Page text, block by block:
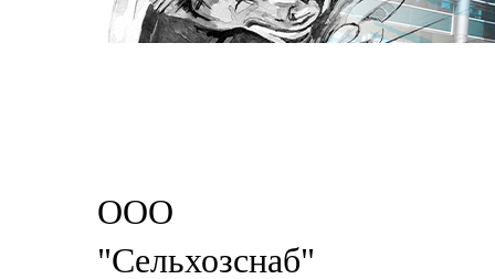
ООО
"Сельхозснаб"